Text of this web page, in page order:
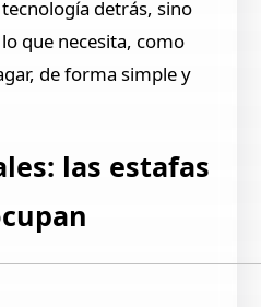
detrás, sino
que necesita, como
de forma simple y
las estafas